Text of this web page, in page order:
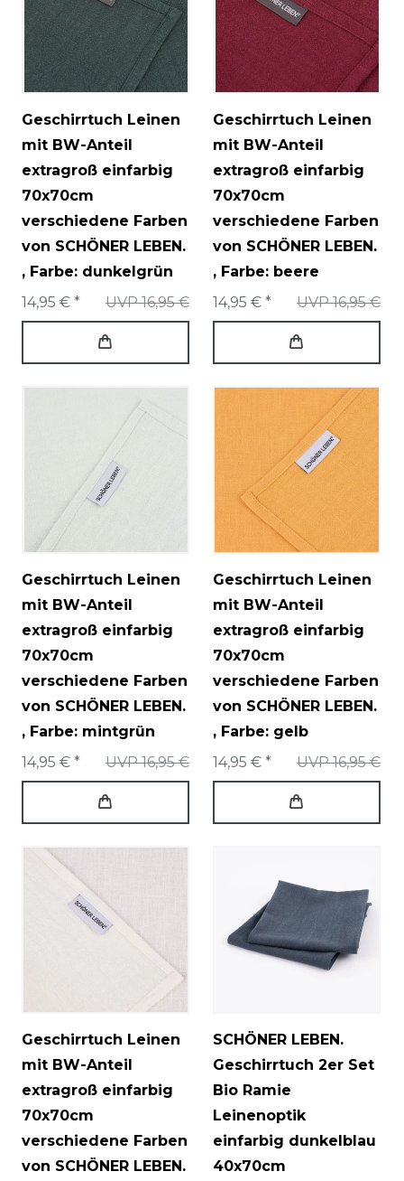
Geschirrtuch Leinen
mit BW-Anteil
extragroß einfarbig
70x70cm
verschiedene Farben
von SCHÖNER LEBEN.
, Farbe: dunkelgrün
UVP 16,95 €
14,95 € *
Geschirrtuch Leinen
mit BW-Anteil
extragroß einfarbig
70x70cm
verschiedene Farben
von SCHÖNER LEBEN.
, Farbe: beere
UVP 16,95 €
14,95 € *
Geschirrtuch Leinen
mit BW-Anteil
extragroß einfarbig
70x70cm
verschiedene Farben
von SCHÖNER LEBEN.
, Farbe: mintgrün
UVP 16,95 €
14,95 € *
Geschirrtuch Leinen
mit BW-Anteil
extragroß einfarbig
70x70cm
verschiedene Farben
von SCHÖNER LEBEN.
, Farbe: gelb
UVP 16,95 €
14,95 € *
Geschirrtuch Leinen
mit BW-Anteil
extragroß einfarbig
70x70cm
verschiedene Farben
von SCHÖNER LEBEN.
SCHÖNER LEBEN.
Geschirrtuch 2er Set
Bio Ramie
Leinenoptik
einfarbig dunkelblau
40x70cm